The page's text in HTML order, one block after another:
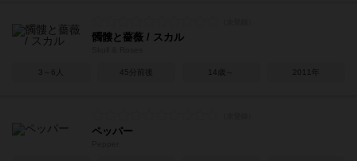
髑髏と薔薇 / スカル
3～6人 45分前後 14歳～ 2011年
ペッパー